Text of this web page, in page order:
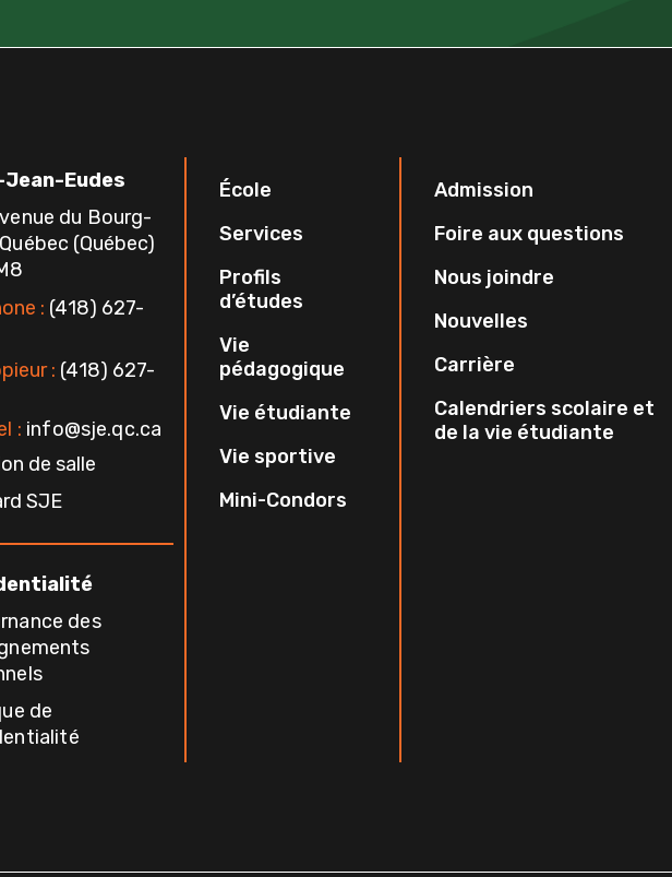
Eudes
du Bourg-
(Québec)
: (418) 627-
: (418) 627-
: info@sje.qc.ca
de salle
SJE
des
de
École
Services
Profils
d’études
Vie
pédagogique
Vie étudiante
Vie sportive
Mini-Condors
Admission
Foire aux questions
Nous joindre
Nouvelles
Carrière
Calendriers scolaire et
de la vie étudiante